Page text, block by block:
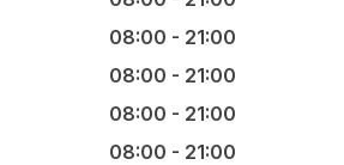
08:00 - 21:00
08:00 - 21:00
08:00 - 21:00
08:00 - 21:00